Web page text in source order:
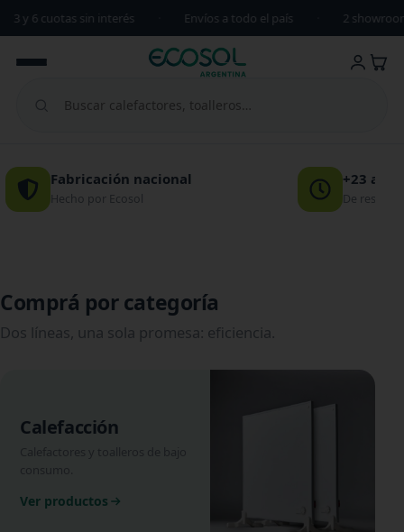
y 6 cuotas sin interés Envíos a todo el país 2 showrooms
El clima de tu casa
Fabricación nacional
Hecho por Ecosol
+23 años
De
Comprá por categoría
Dos líneas, una sola promesa: eficiencia.
Calefacción
Ver productos